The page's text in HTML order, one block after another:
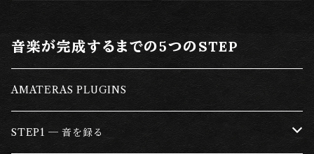
音楽が完成するまでの5つのSTEP
AMATERAS PLUGINS
STEP1 ─ 音を録る